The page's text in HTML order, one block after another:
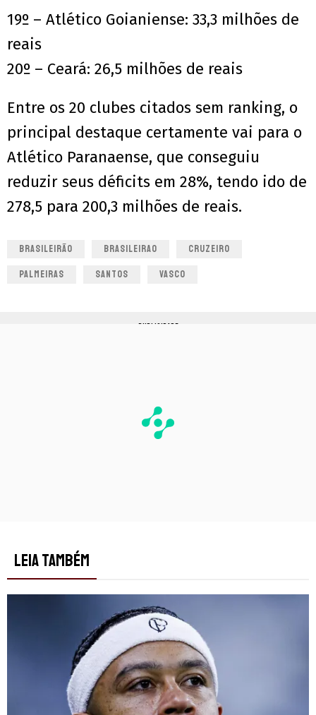
19º – Atlético Goianiense: 33,3 milhões de
reais
20º – Ceará: 26,5 milhões de reais
Entre os 20 clubes citados sem ranking, o
principal destaque certamente vai para o
Atlético Paranaense, que conseguiu
reduzir seus déficits em 28%, tendo ido de
278,5 para 200,3 milhões de reais.
BRASILEIRÃO BRASILEIRAO CRUZEIRO
PALMEIRAS SANTOS VASCO
PUBLICIDADE
LEIA TAMBÉM